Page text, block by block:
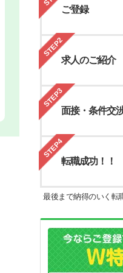
ご登録
STEP2
求人のご紹介
STEP3
面接・条件交
STEP4
転職成功！！
最後まで納得のいく転